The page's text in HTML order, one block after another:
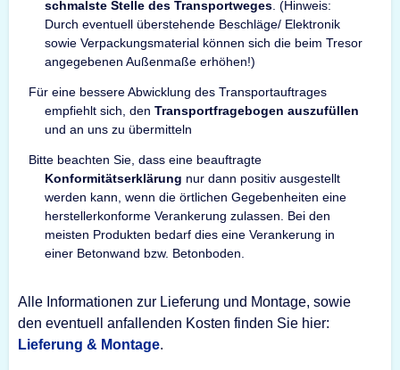
schmalste Stelle des Transportweges. (Hinweis:
Durch eventuell überstehende Beschläge/ Elektronik
sowie Verpackungsmaterial können sich die beim Tresor
angegebenen Außenmaße erhöhen!)
Für eine bessere Abwicklung des Transportauftrages
empfiehlt sich, den Transportfragebogen auszufüllen
und an uns zu übermitteln
Bitte beachten Sie, dass eine beauftragte
Konformitätserklärung nur dann positiv ausgestellt
werden kann, wenn die örtlichen Gegebenheiten eine
herstellerkonforme Verankerung zulassen. Bei den
meisten Produkten bedarf dies eine Verankerung in
einer Betonwand bzw. Betonboden.
Alle Informationen zur Lieferung und Montage, sowie
den eventuell anfallenden Kosten finden Sie hier:
Lieferung & Montage.